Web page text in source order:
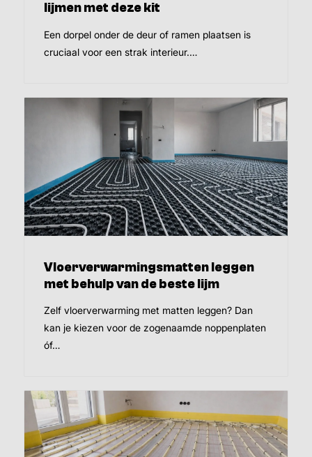
lijmen met deze kit
Een dorpel onder de deur of ramen plaatsen is
cruciaal voor een strak interieur.…
Vloerverwarmingsmatten leggen
met behulp van de beste lijm
Zelf vloerverwarming met matten leggen? Dan
kan je kiezen voor de zogenaamde noppenplaten
óf…